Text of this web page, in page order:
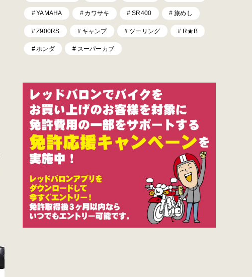
YAMAHA カワサキ SR400 旅めし
Z900RS キャンプ ツーリング R★B
ホンダ スーパーカブ